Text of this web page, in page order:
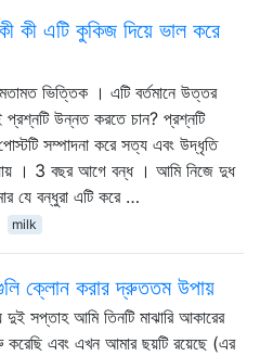
কী এটি কুকিজ দিয়ে ভাল করে
ভিত্তিক । এটি বর্তমানে উত্তর
উন্নত করতে চান? প্রশ্নটি
সম্পাদনা করে সত্য এবং উদ্ধৃতি
। 3 বছর আগে বন্ধ । আমি নিজে দুধ
যে বন্ধুরা এটি করে …
milk
ক্লোন করার দ্রুততম উপায়
দুই সপ্তাহ আমি তিনটি মাঝারি আকারের
করেছি এবং এখন আমার ছয়টি রয়েছে (এর